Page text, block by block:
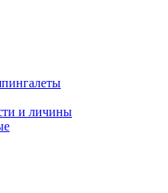
и личины